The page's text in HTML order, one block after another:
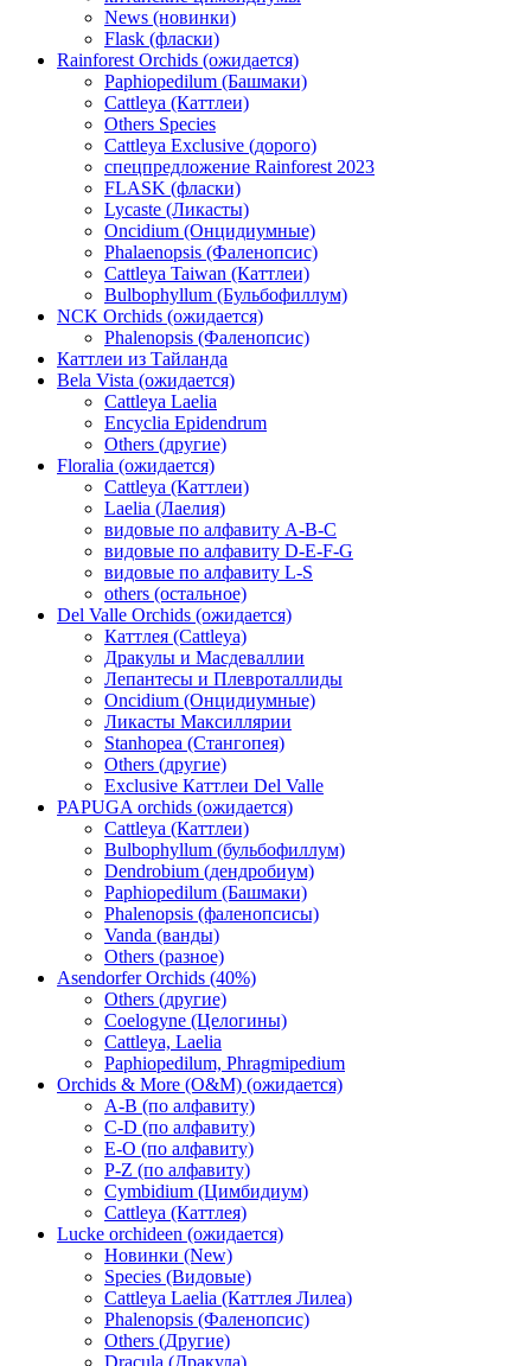
News (новинки)
Flask (фласки)
Rainforest Orchids (ожидается)
Paphiopedilum (Башмаки)
Cattleya (Каттлеи)
Others Species
Cattleya Exclusive (дорого)
спецпредложение Rainforest 2023
FLASK (фласки)
Lycaste (Ликасты)
Oncidium (Онцидиумные)
Phalaenopsis (Фаленопсис)
Cattleya Taiwan (Каттлеи)
Bulbophyllum (Бульбофиллум)
NCK Orchids (ожидается)
Phalenopsis (Фаленопсис)
Каттлеи из Тайланда
Bela Vista (ожидается)
Cattleya Laelia
Encyclia Epidendrum
Others (другие)
Floralia (ожидается)
Cattleya (Каттлеи)
Laelia (Лаелия)
видовые по алфавиту A-B-C
видовые по алфавиту D-E-F-G
видовые по алфавиту L-S
others (остальное)
Del Valle Orchids (ожидается)
Каттлея (Cattleya)
Дракулы и Масдеваллии
Лепантесы и Плевроталлиды
Oncidium (Онцидиумные)
Ликасты Максиллярии
Stanhopea (Стангопея)
Others (другие)
Exclusive Каттлеи Del Valle
PAPUGA orchids (ожидается)
Cattleya (Каттлеи)
Bulbophyllum (бульбофиллум)
Dendrobium (дендробиум)
Paphiopedilum (Башмаки)
Phalenopsis (фаленопсисы)
Vanda (ванды)
Others (разное)
Asendorfer Orchids (40%)
Others (другие)
Coelogyne (Целогины)
Cattleya, Laelia
Paphiopedilum, Phragmipedium
Orchids & More (O&M) (ожидается)
A-B (по алфавиту)
C-D (по алфавиту)
E-O (по алфавиту)
P-Z (по алфавиту)
Cymbidium (Цимбидиум)
Cattleya (Каттлея)
Lucke orchideen (ожидается)
Новинки (New)
Species (Видовые)
Cattleya Laelia (Каттлея Лилеа)
Phalenopsis (Фаленопсис)
Others (Другие)
Dracula (Дракула)